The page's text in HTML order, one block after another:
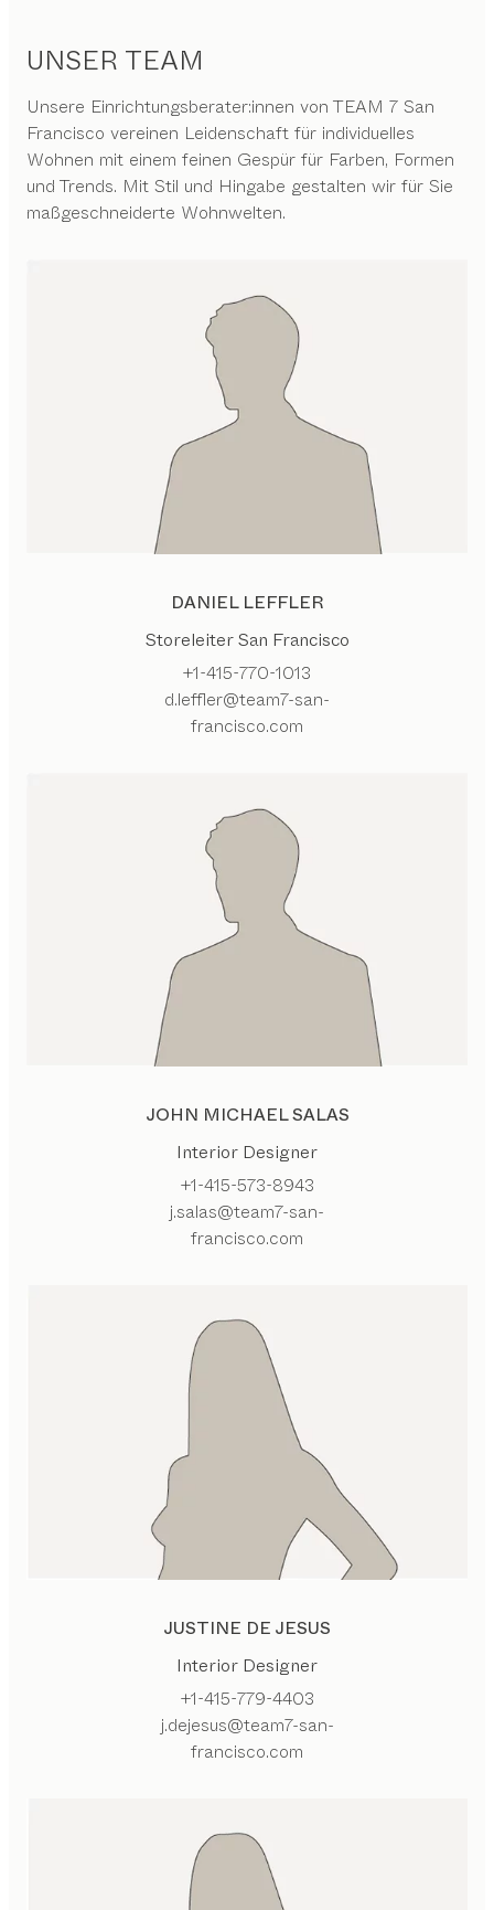
UNSER TEAM
Unsere Einrichtungsberater:innen von TEAM 7 San
Francisco vereinen Leidenschaft für individuelles
Wohnen mit einem feinen Gespür für Farben, Formen
und Trends. Mit Stil und Hingabe gestalten wir für Sie
maßgeschneiderte Wohnwelten.
DANIEL LEFFLER
Storeleiter San Francisco
+1-415-770-1013
d.leffler@team7-san-
francisco.com
JOHN MICHAEL SALAS
Interior Designer
+1-415-573-8943
j.salas@team7-san-
francisco.com
JUSTINE DE JESUS
Interior Designer
+1-415-779-4403
j.dejesus@team7-san-
francisco.com